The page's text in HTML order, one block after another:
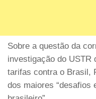
Sobre a questão da
investigação do USTR
tarifas contra o Brasil,
dos maiores “desafios